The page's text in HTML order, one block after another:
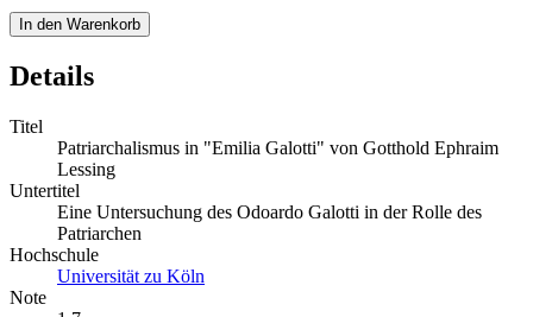
In den Warenkorb
Details
Titel
Patriarchalismus in "Emilia Galotti" von Gotthold Ephraim
Lessing
Untertitel
Eine Untersuchung des Odoardo Galotti in der Rolle des
Patriarchen
Hochschule
Universität zu Köln
Note